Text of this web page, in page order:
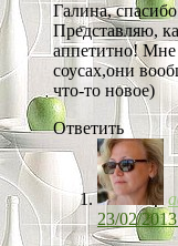
Галина,
Представляю,
аппетитно! Мне
соусах,они
что-то новое)
Ответить
23/02/